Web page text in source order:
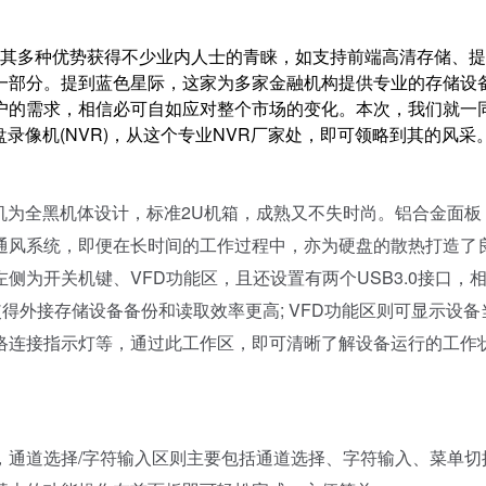
种优势获得不少业内人士的青睐，如支持前端高清存储、
分。提到蓝色星际，这家为多家金融机构提供专业的存储设
需求，相信必可自如应对整个市场的变化。本次，我们就一
像机(NVR)，从这个专业NVR厂家处，即可领略到其的风采
黑机体设计，标准2U机箱，成熟又不失时尚。铝合金面板
系统，即便在长时间的工作过程中，亦为硬盘的散热打造了
为开关机键、VFD功能区，且还设置有两个USB3.0接口，
外接存储设备备份和读取效率更高; VFD功能区则可显示设备
接指示灯等，通过此工作区，即可清晰了解设备运行的工作
选择/字符输入区则主要包括通道选择、字符输入、菜单切